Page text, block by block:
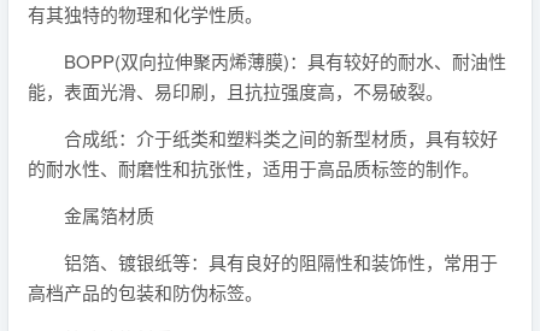
有其独特的物理和化学性质。
BOPP(双向拉伸聚丙烯薄膜)：具有较好的耐水、耐油性
能，表面光滑、易印刷，且抗拉强度高，不易破裂。
合成纸：介于纸类和塑料类之间的新型材质，具有较好
的耐水性、耐磨性和抗张性，适用于高品质标签的制作。
金属箔材质
铝箔、镀银纸等：具有良好的阻隔性和装饰性，常用于
高档产品的包装和防伪标签。